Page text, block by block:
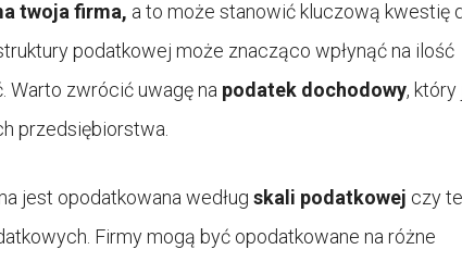
twoja firma, a to może stanowić kluczową kwestię
podatkowej może znacząco wpłynąć na ilość
Warto zwrócić uwagę na podatek dochodowy, który
przedsiębiorstwa.
jest opodatkowana według skali podatkowej czy
Firmy mogą być opodatkowane na różne